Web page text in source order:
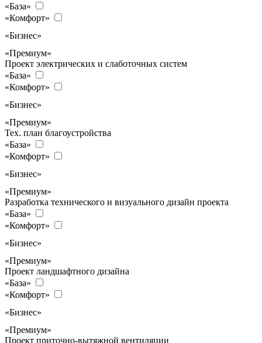
«База»
«Комфорт»
«Бизнес»
«Премиум»
Проект электрических и слаботочных систем
«База»
«Комфорт»
«Бизнес»
«Премиум»
Тех. план благоустройства
«База»
«Комфорт»
«Бизнес»
«Премиум»
Разработка технического и визуального дизайн проекта
«База»
«Комфорт»
«Бизнес»
«Премиум»
Проект ландшафтного дизайна
«База»
«Комфорт»
«Бизнес»
«Премиум»
Проект приточно-вытяжной вентиляции